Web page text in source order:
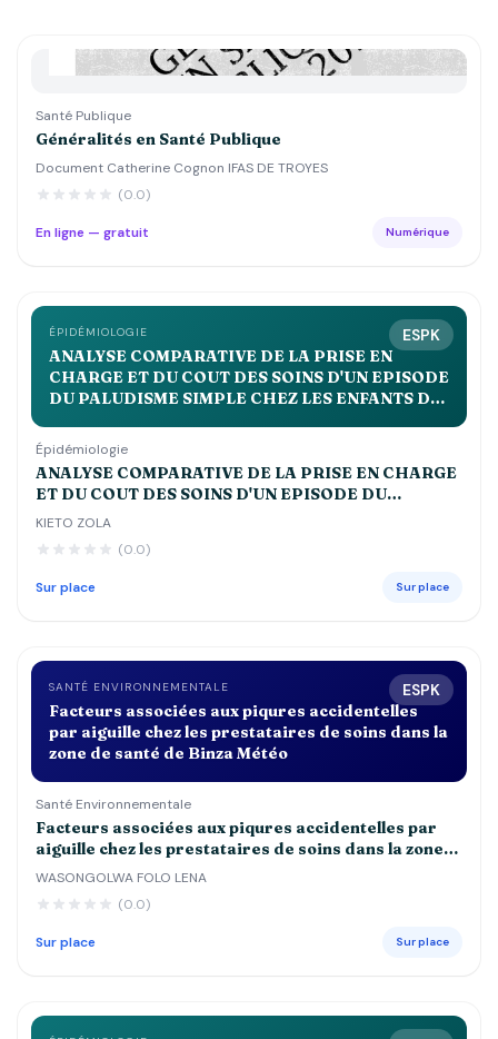
Santé Publique
Généralités en Santé Publique
Document Catherine Cognon IFAS DE TROYES
(0.0)
En ligne — gratuit Numérique
ESPK
ÉPIDÉMIOLOGIE
ANALYSE COMPARATIVE DE LA PRISE EN
CHARGE ET DU COUT DES SOINS D'UN EPISODE
DU PALUDISME SIMPLE CHEZ LES ENFANTS DE
st JOSEPH, ESENGO ET DEBORAH
Épidémiologie
ANALYSE COMPARATIVE DE LA PRISE EN CHARGE
ET DU COUT DES SOINS D'UN EPISODE DU
PALUDISME SIMPLE CHEZ LES ENFANTS DE MOINS
JOSEPH, ESENGO ET DEBORAH
KIETO ZOLA
(0.0)
Sur place Sur place
ESPK
SANTÉ ENVIRONNEMENTALE
Facteurs associées aux piqures accidentelles
par aiguille chez les prestataires de soins dans la
zone de santé de Binza Météo
Santé Environnementale
Facteurs associées aux piqures accidentelles par
aiguille chez les prestataires de soins dans la zone
de santé de Binza Météo
WASONGOLWA FOLO LENA
(0.0)
Sur place Sur place